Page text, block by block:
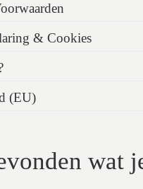
& Cookies
(EU)
wat